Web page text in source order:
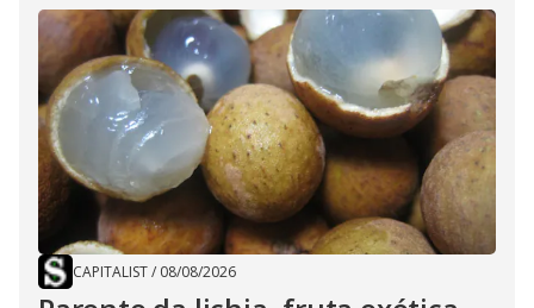
CAPITALIST/ 08/08/2026